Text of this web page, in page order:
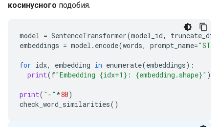
косинусного подобия.
model = SentenceTransformer(model_id, truncate_dim
embeddings = model . encode(words, prompt_name="STS"
for idx, embedding in enumerate(embeddings):
print(f"Embedding {idx+1}: {embedding.shape}" )
print( "-" *80)
check_word_similarities()